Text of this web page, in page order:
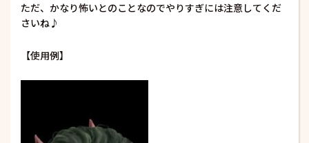
ただ、かなり怖いとのことなのでやりすぎには注意してくだ
さいね♪
【使用例】